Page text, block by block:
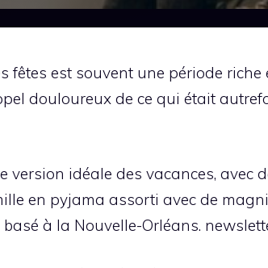
fêtes est souvent une période
douloureux de ce qui était
version idéale des vacances, avec
en pyjama assorti avec de
à la Nouvelle-Orléans.